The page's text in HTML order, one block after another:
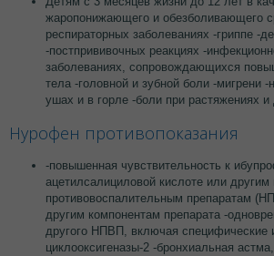
жаропонижающего и обезболивающего
респираторных заболеваниях -гриппе -
-постпрививочных реакциях -
заболеваниях, сопровождающихся
тела -головной и зубной боли -мигрени -
ушах и в горле -боли при растяжениях и
Нурофен противопоказания
-повышенная чувствительность к
ацетилсалициловой кислоте или
противовоспалительным препаратам
другим компонентам препарата -
другого НПВП, включая специфические
циклооксигеназы-2 -бронхиальная